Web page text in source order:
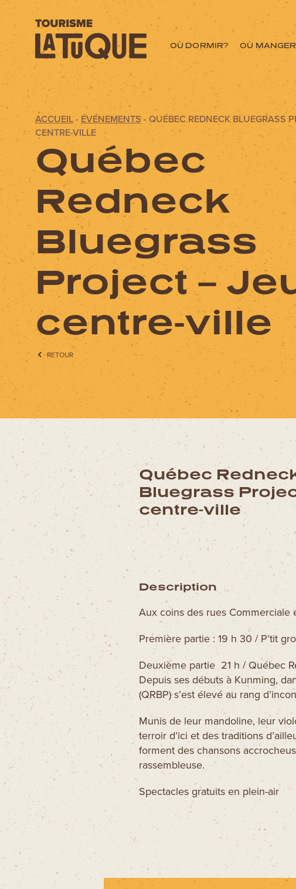
OÙ DORMIR? OÙ
Menu
L'aventure commence
OÙ DORMIR?
OÙ MANGER?
QUOI FAIRE?
AVENTURES
CIRCUITS MOTO
ACCUEIL- ÉVÉNEMENTS -QUÉBEC REDNECK BLUEGRASS
CENTRE-VILLE
Québec
Redneck
Bluegrass
Project –
centre-ville
RETOUR
Québec
Bluegrass
centre-ville
Description
Aux coins des rues Commerciale
Première partie : 19 h 30 / P’tit
Deuxième partie 21 h / Québec
Depuis ses débuts à Kunming,
(QRBP) s’est élevé au rang
Munis de leur mandoline, leur
terroir d’ici et des traditions
forment des chansons
rassembleuse.
Spectacles gratuits en plein-air